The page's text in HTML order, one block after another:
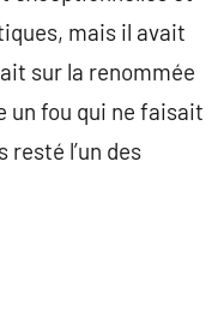
mais il avait
sur la renommée
un fou qui ne faisait
l’un des